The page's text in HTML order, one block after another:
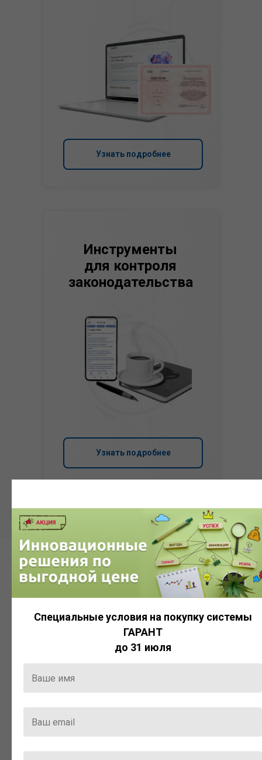
Узнать подробнее
Инструменты
для контроля
законодательства
Узнать подробнее
Компания «Гарант» стала
победителем премии «Время
Система
ГАРАНТ
Актуальная правовая информация
и инструменты для максимально
эффективной работы с ней.
Специальные условия на покупку системы
ГАРАНТ
до 31 июля